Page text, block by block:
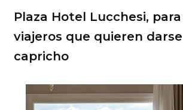
Plaza Hotel Lucchesi,
viajeros que quieren
capricho